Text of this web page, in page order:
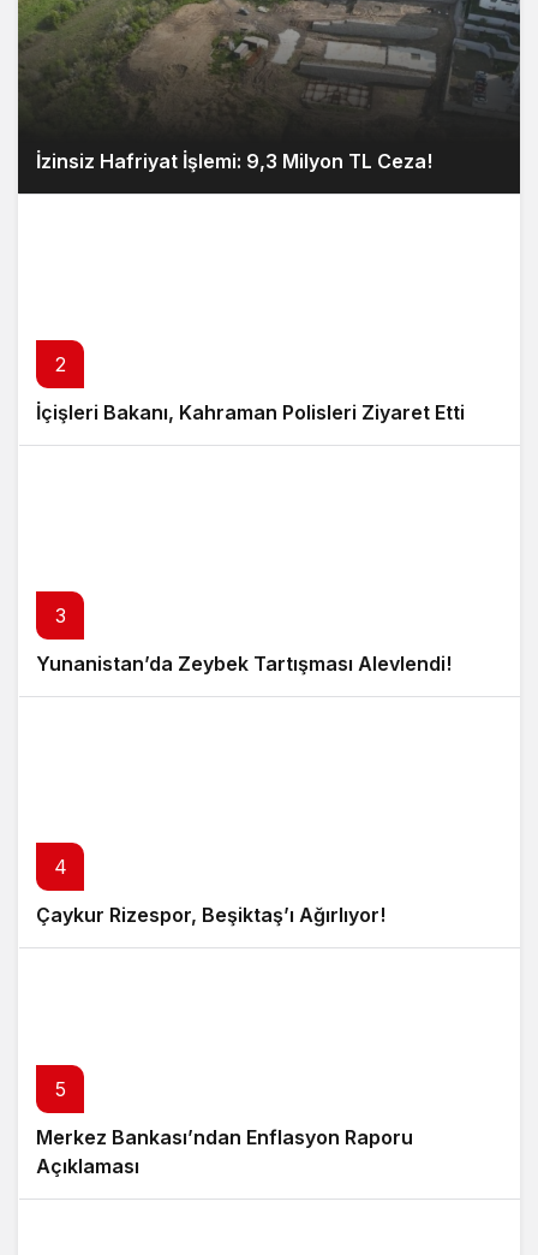
İzinsiz Hafriyat İşlemi: 9,3 Milyon TL Ceza!
2
İçişleri Bakanı, Kahraman Polisleri Ziyaret Etti
3
Yunanistan’da Zeybek Tartışması Alevlendi!
4
Çaykur Rizespor, Beşiktaş’ı Ağırlıyor!
5
Merkez Bankası’ndan Enflasyon Raporu
Açıklaması